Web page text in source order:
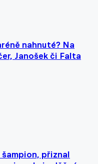
nahnuté? Na
Janošek či Falta
přiznal